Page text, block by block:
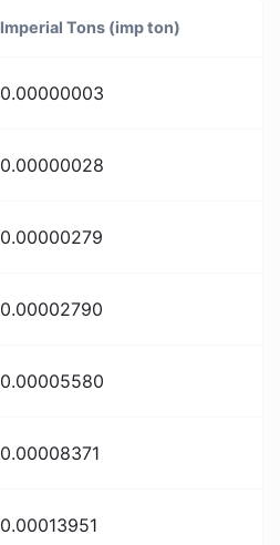
Imperial Tons (imp ton)
0.00000003
0.00000028
0.00000279
0.00002790
0.00005580
0.00008371
0.00013951